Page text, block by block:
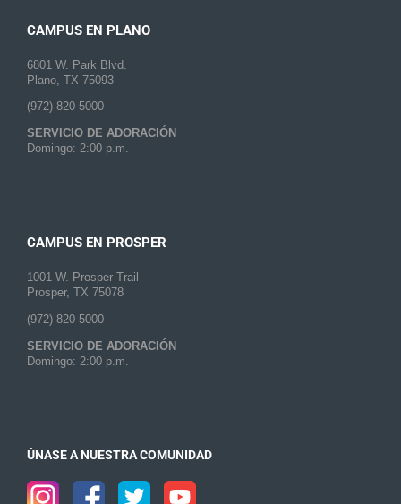
CAMPUS EN PLANO
6801 W. Park Blvd.
Plano, TX 75093
(972) 820-5000
SERVICIO DE ADORACIÓN
Domingo: 2:00 p.m.
CAMPUS EN PROSPER
1001 W. Prosper Trail
Prosper, TX 75078
(972) 820-5000
SERVICIO DE ADORACIÓN
Domingo: 2:00 p.m.
ÚNASE A NUESTRA COMUNIDAD